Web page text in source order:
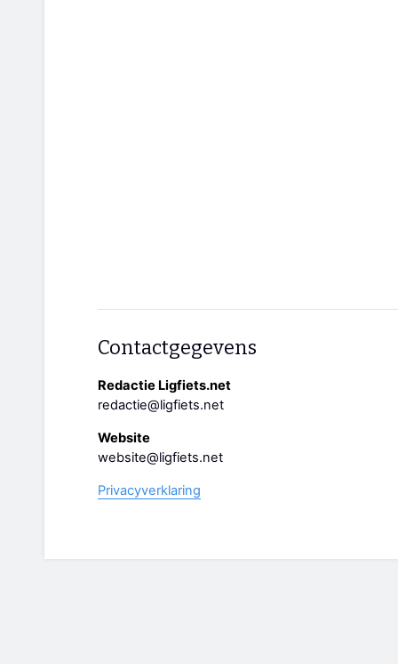
Contactgegevens
Redactie Ligfiets.net
redactie@ligfiets.net
Website
website@ligfiets.net
Privacyverklaring